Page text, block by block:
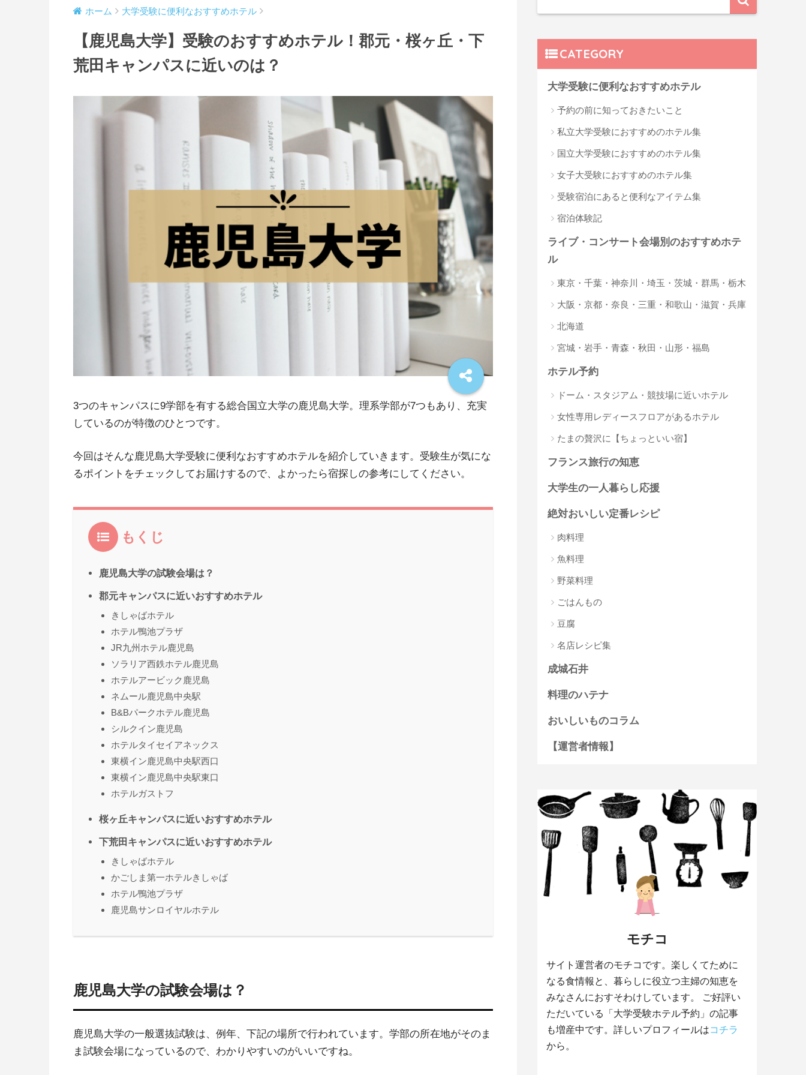
ホーム 大学受験に便利なおすすめホテル
【鹿児島大学】受験のおすすめホテル！郡元・桜ヶ丘・下
荒田キャンパスに近いのは？
3つのキャンパスに9学部を有する総合国立大学の鹿児島大学。理系学部が7つもあり、充実
しているのが特徴のひとつです。
今回はそんな鹿児島大学受験に便利なおすすめホテルを紹介していきます。受験生が気にな
るポイントをチェックしてお届けするので、よかったら宿探しの参考にしてください。
もくじ
鹿児島大学の試験会場は？
郡元キャンパスに近いおすすめホテル
きしゃばホテル
ホテル鴨池プラザ
JR九州ホテル鹿児島
ソラリア西鉄ホテル鹿児島
ホテルアービック鹿児島
ネムール鹿児島中央駅
B&Bパークホテル鹿児島
シルクイン鹿児島
ホテルタイセイアネックス
東横イン鹿児島中央駅西口
東横イン鹿児島中央駅東口
ホテルガストフ
桜ヶ丘キャンパスに近いおすすめホテル
下荒田キャンパスに近いおすすめホテル
きしゃばホテル
かごしま第一ホテルきしゃば
ホテル鴨池プラザ
鹿児島サンロイヤルホテル
鹿児島大学の試験会場は？
鹿児島大学の一般選抜試験は、例年、下記の場所で行われています。学部の所在地がそのま
ま試験会場になっているので、わかりやすいのがいいですね。
CATEGORY
大学受験に便利なおすすめホテル
予約の前に知っておきたいこと
私立大学受験におすすめのホテル集
国立大学受験におすすめのホテル集
女子大受験におすすめのホテル集
受験宿泊にあると便利なアイテム集
宿泊体験記
ライブ・コンサート会場別のおすすめホテ
ル
東京・千葉・神奈川・埼玉・茨城・群馬・栃木
大阪・京都・奈良・三重・和歌山・滋賀・兵庫
北海道
宮城・岩手・青森・秋田・山形・福島
ホテル予約
ドーム・スタジアム・競技場に近いホテル
女性専用レディースフロアがあるホテル
たまの贅沢に【ちょっといい宿】
フランス旅行の知恵
大学生の一人暮らし応援
絶対おいしい定番レシピ
肉料理
魚料理
野菜料理
ごはんもの
豆腐
名店レシピ集
成城石井
料理のハテナ
おいしいものコラム
【運営者情報】
モチコ
サイト運営者のモチコです。楽しくてために
なる食情報と、暮らしに役立つ主婦の知恵を
みなさんにおすそわけしています。 ご好評い
ただいている「大学受験ホテル予約」の記事
も増産中です。詳しいプロフィールはコチラ
から。